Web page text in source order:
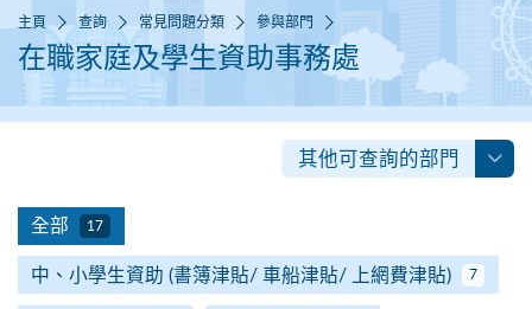
主頁 查詢 常見問題分類 參與部門
在職家庭及學生資助事務處
其他可查詢的部門
全部 17
中、小學生資助 (書簿津貼/ 車船津貼/ 上網費津貼) 7